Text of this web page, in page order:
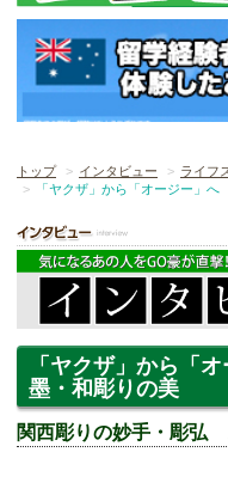
トップ インタビュー
ライフ
「ヤクザ」から「オージー」
「ヤクザ」から「
墨・和彫りの美
関西彫りの妙手・彫弘